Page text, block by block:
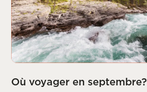
Où voyager en septembre?